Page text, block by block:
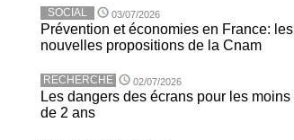
SOCIAL 03/07/2026
Prévention et économies en France: les
nouvelles propositions de la Cnam
RECHERCHE 02/07/2026
Les dangers des écrans pour les moins
de 2 ans